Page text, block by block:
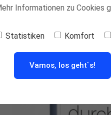
Informationen zu Cookies
Statistiken Komfort
Vamos, los geht`s!